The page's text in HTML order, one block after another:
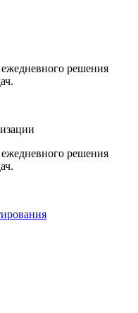
решения
решения